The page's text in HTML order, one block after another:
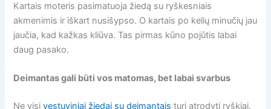
Kartais moteris pasimatuoja žiedą su ryškesniais
akmenimis ir iškart nusišypso. O kartais po kelių minučių jau
jaučia, kad kažkas kliūva. Tas pirmas kūno pojūtis labai
daug pasako.
Deimantas gali būti vos matomas, bet labai svarbus
Ne visivestuviniai žiedai su deimantais turi atrodyti ryškiai.